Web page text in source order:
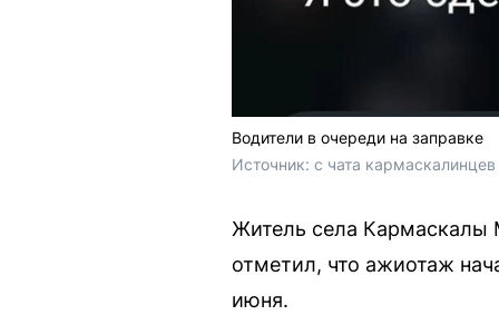
Водители в очереди на заправке
Источник: с чата кармаскалинцев
Житель села Кармаскалы
отметил, что ажиотаж
июня.